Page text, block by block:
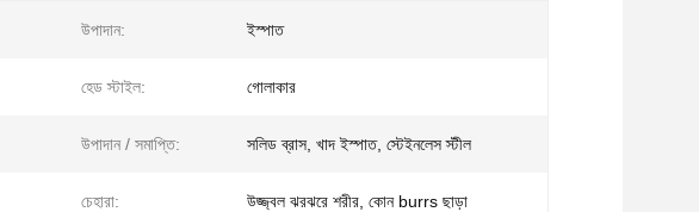
উপাদান: ইস্পাত
হেড স্টাইল: গোলাকার
উপাদান / সমাপ্তি: সলিড ব্রাস, খাদ ইস্পাত, স্টেইনলেস স্টীল
চেহারা: উজ্জ্বল ঝরঝরে শরীর, কোন burrs ছাড়া